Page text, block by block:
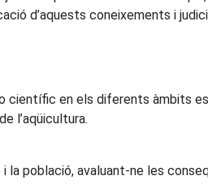
d’aquests coneixements i
en els diferents àmbits
l’aqüicultura.
la població, avaluant-ne les